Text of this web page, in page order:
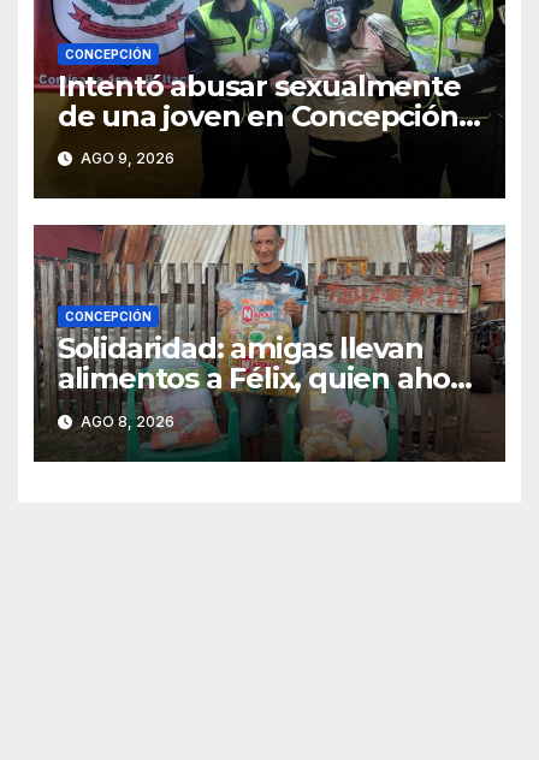
CONCEPCIÓN
Intentó abusar sexualmente
de una joven en Concepción y
fue aprehendido
AGO 9, 2026
CONCEPCIÓN
Solidaridad: amigas llevan
alimentos a Félix, quien ahora
vende caramelos para
subsistir
AGO 8, 2026